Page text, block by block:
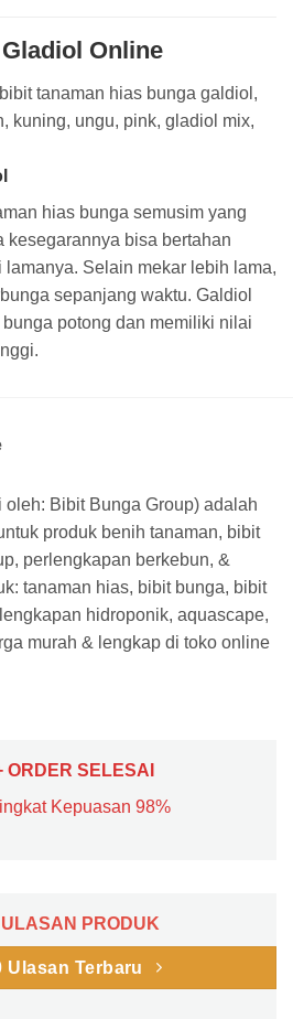
Online
tanaman hias bunga galdiol,
kuning, ungu, pink, gladiol mix,
hias bunga semusim yang
kesegarannya bisa bertahan
lamanya. Selain mekar lebih lama,
sepanjang waktu. Galdiol
potong dan memiliki nilai
Bibit Bunga Group) adalah
produk benih tanaman, bibit
perlengkapan berkebun, &
tanaman hias, bibit bunga, bibit
hidroponik, aquascape,
murah & lengkap di toko online
ORDER SELESAI
Kepuasan 98%
PRODUK
Ulasan Terbaru